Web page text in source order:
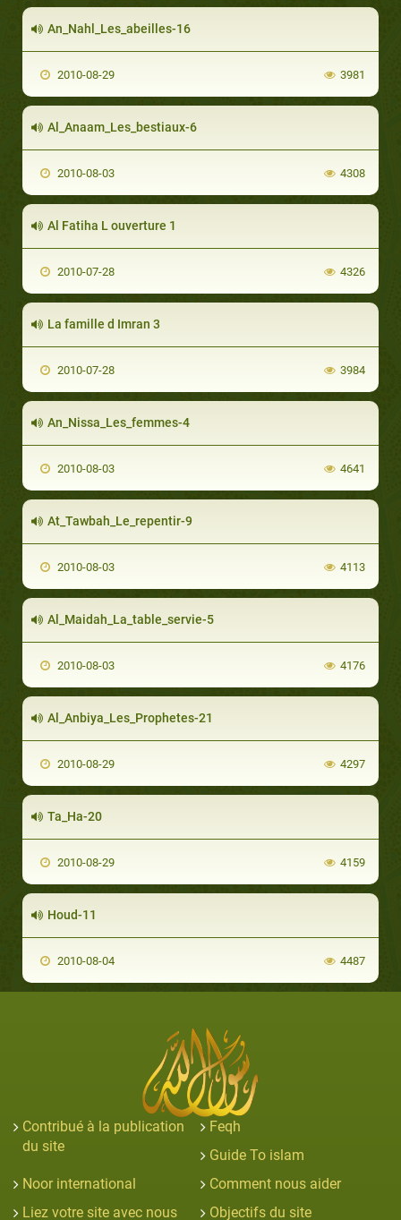
An_Nahl_Les_abeilles-16
2010-08-29 3981
Al_Anaam_Les_bestiaux-6
2010-08-03 4308
Al Fatiha L ouverture 1
2010-07-28 4326
La famille d Imran 3
2010-07-28 3984
An_Nissa_Les_femmes-4
2010-08-03 4641
At_Tawbah_Le_repentir-9
2010-08-03 4113
Al_Maidah_La_table_servie-5
2010-08-03 4176
Al_Anbiya_Les_Prophetes-21
2010-08-29 4297
Ta_Ha-20
2010-08-29 4159
Houd-11
2010-08-04 4487
Contribué à la publication
du site
Feqh
Guide To islam
Noor international
Comment nous aider
Liez votre site avec nous
Objectifs du site